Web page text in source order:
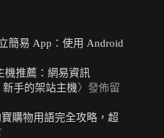
簡易 App：使用 Android
機推薦：網易資訊
新手的架站主機〉發佈留
購物用語完全攻略，超